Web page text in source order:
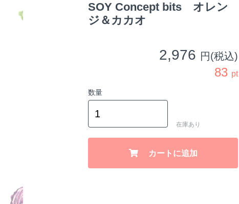
SOY Concept bits オレン
ジ＆カカオ
2,976 円(税込)
83 pt
数量
在庫あり
カートに追加